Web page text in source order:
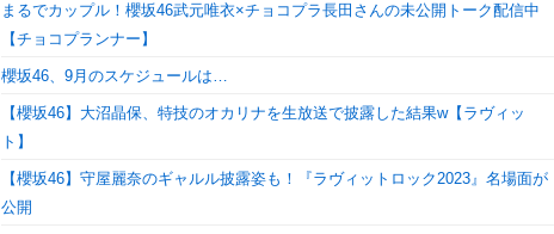
まるでカップル！櫻坂46武元唯衣×チョコプラ長田さんの未公開トーク配信中
【チョコプランナー】
櫻坂46、9月のスケジュールは…
【櫻坂46】大沼晶保、特技のオカリナを生放送で披露した結果w【ラヴィッ
ト】
【櫻坂46】守屋麗奈のギャルル披露姿も！『ラヴィットロック2023』名場面が
公開